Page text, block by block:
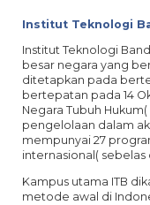
Institut Teknologi
Institut Teknologi
besar negara yang
ditetapkan pada
bertepatan pada 14
Negara Tubuh
pengelolaan dalam
mempunyai 27
internasional( sebelas
Kampus utama ITB
metode awal di